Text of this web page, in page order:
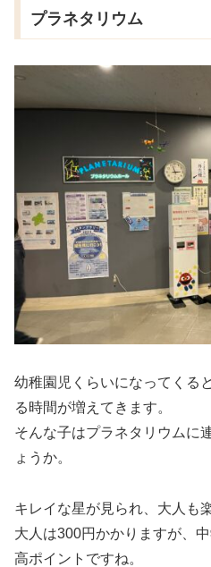
プラネタリウム
幼稚園児くらいになってくる
る時間が増えてきます。
そんな子はプラネタリウムに
ょうか。
キレイな星が見られ、大人も
大人は300円かかりますが、
高ポイントですね。